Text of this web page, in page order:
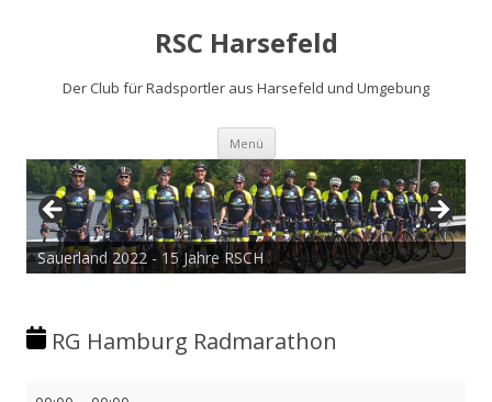
RSC Harsefeld
Der Club für Radsportler aus Harsefeld und Umgebung
Menü Zum
springen
Sauerland 2022 - 15 Jahre RSCH
RG Hamburg Radmarathon